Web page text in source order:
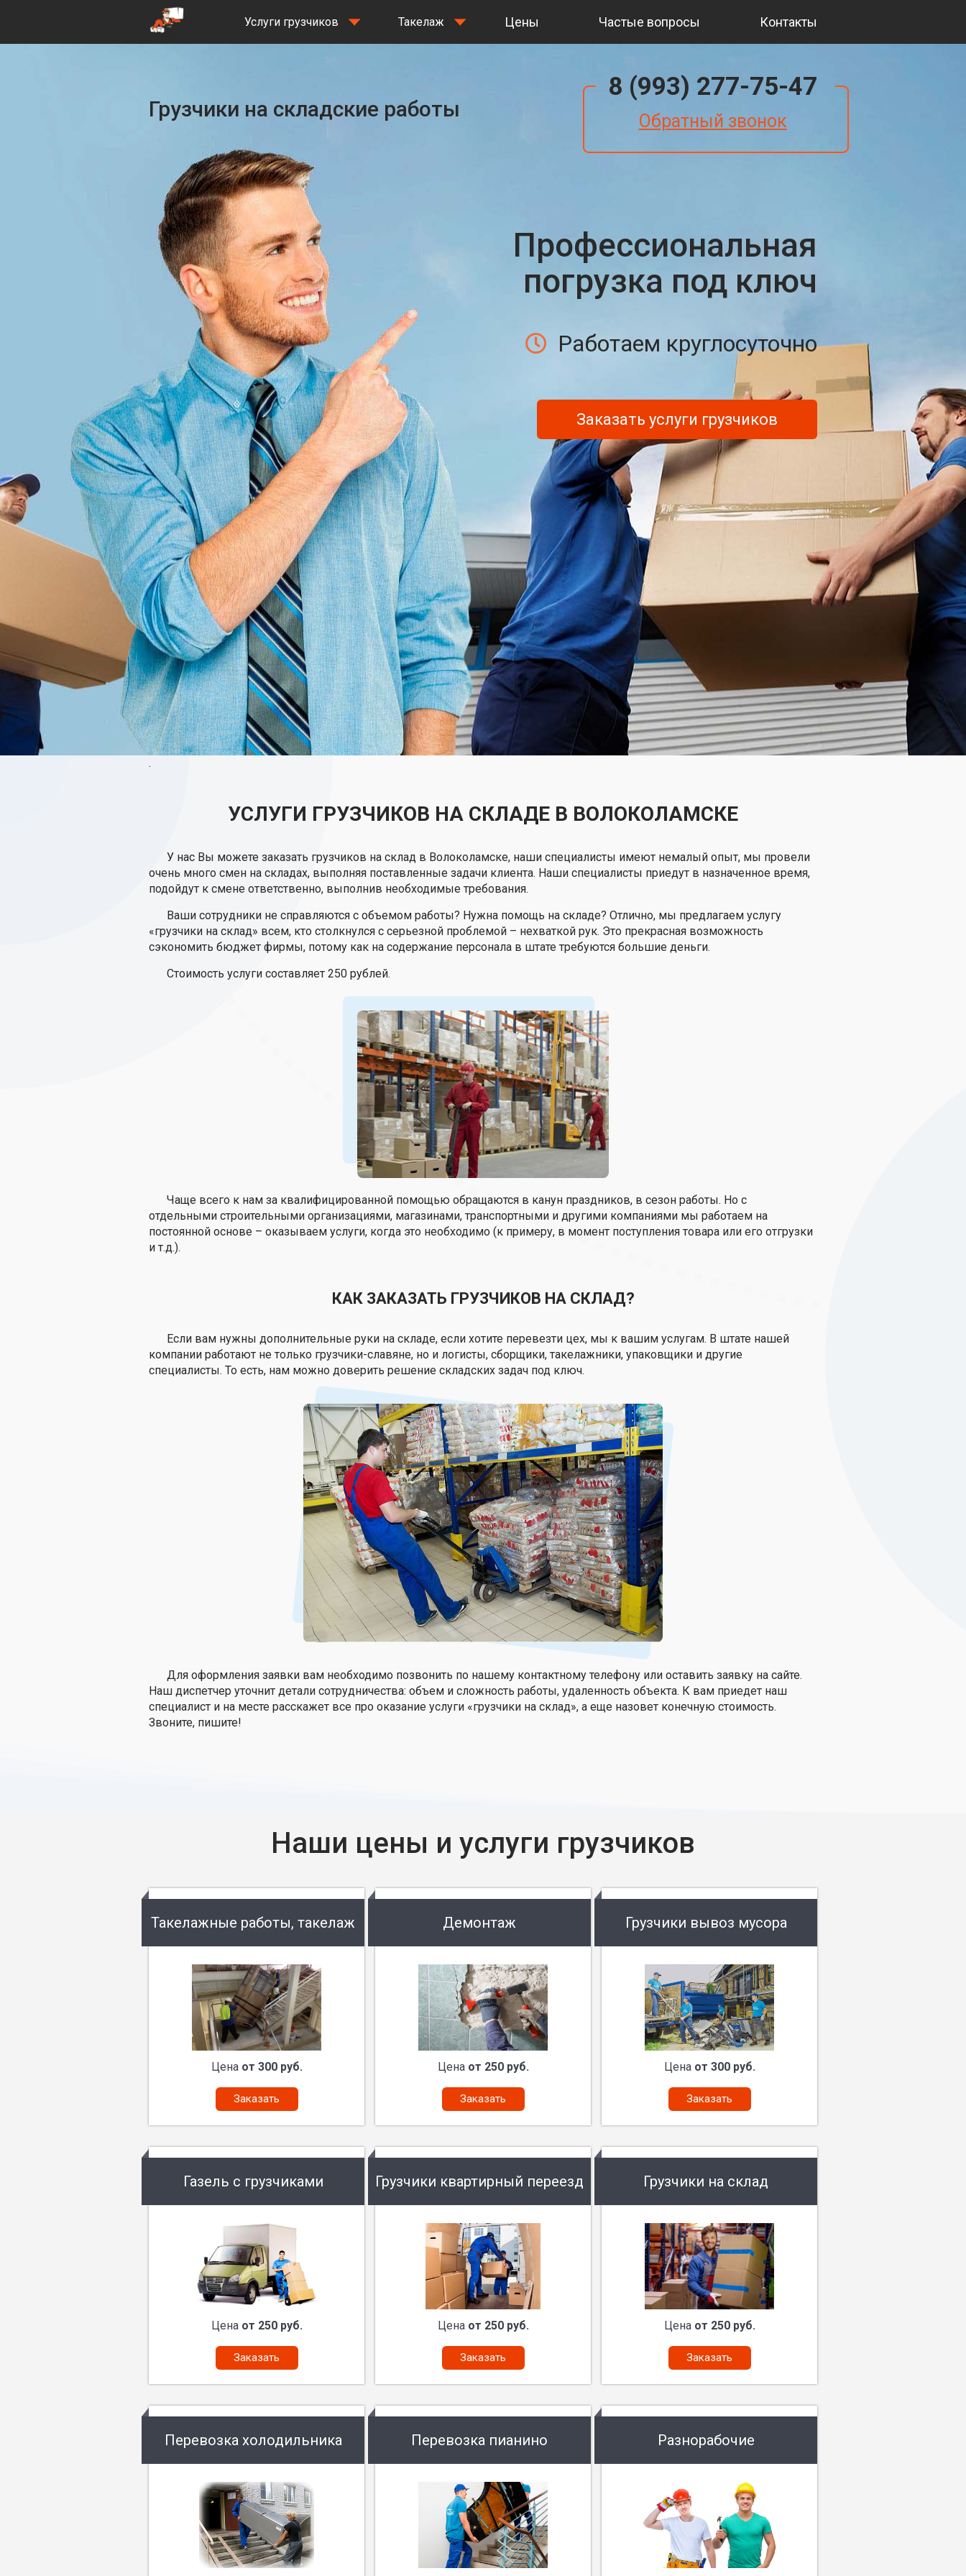
Услуги грузчиков Такелаж Цены Частые вопросы Контакты
Грузчики на складские работы
8 (993) 277-75-47
Обратный звонок
Профессиональная
погрузка под ключ
Работаем круглосуточно
Заказать услуги грузчиков
.
УСЛУГИ ГРУЗЧИКОВ НА СКЛАДЕ В ВОЛОКОЛАМСКЕ
У нас Вы можете заказать грузчиков на склад в Волоколамске, наши специалисты имеют немалый опыт, мы провели
очень много смен на складах, выполняя поставленные задачи клиента. Наши специалисты приедут в назначенное время,
подойдут к смене ответственно, выполнив необходимые требования.
Ваши сотрудники не справляются с объемом работы? Нужна помощь на складе? Отлично, мы предлагаем услугу
«грузчики на склад» всем, кто столкнулся с серьезной проблемой – нехваткой рук. Это прекрасная возможность
сэкономить бюджет фирмы, потому как на содержание персонала в штате требуются большие деньги.
Стоимость услуги составляет 250 рублей.
Чаще всего к нам за квалифицированной помощью обращаются в канун праздников, в сезон работы. Но с
отдельными строительными организациями, магазинами, транспортными и другими компаниями мы работаем на
постоянной основе – оказываем услуги, когда это необходимо (к примеру, в момент поступления товара или его отгрузки
и т.д.).
КАК ЗАКАЗАТЬ ГРУЗЧИКОВ НА СКЛАД?
Если вам нужны дополнительные руки на складе, если хотите перевезти цех, мы к вашим услугам. В штате нашей
компании работают не только грузчики-славяне, но и логисты, сборщики, такелажники, упаковщики и другие
специалисты. То есть, нам можно доверить решение складских задач под ключ.
Для оформления заявки вам необходимо позвонить по нашему контактному телефону или оставить заявку на сайте.
Наш диспетчер уточнит детали сотрудничества: объем и сложность работы, удаленность объекта. К вам приедет наш
специалист и на месте расскажет все про оказание услуги «грузчики на склад», а еще назовет конечную стоимость.
Звоните, пишите!
Наши цены и услуги грузчиков
Такелажные работы, такелаж
Цена от 300 руб.
Заказать
Демонтаж
Цена от 250 руб.
Заказать
Грузчики вывоз мусора
Цена от 300 руб.
Заказать
Газель с грузчиками
Цена от 250 руб.
Заказать
Грузчики квартирный переезд
Цена от 250 руб.
Заказать
Грузчики на склад
Цена от 250 руб.
Заказать
Перевозка холодильника Перевозка пианино Разнорабочие